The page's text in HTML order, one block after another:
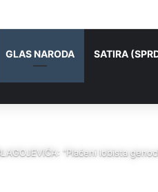
GLAS NARODA SATIRA
“Plaćeni lobista